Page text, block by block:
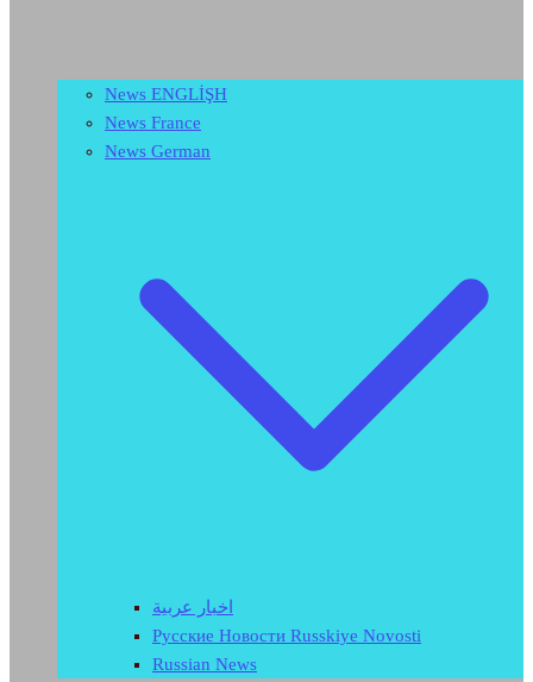
News ENGLİŞH
News France
News German
اخبار عربية
Русские Новости Russkiye Novosti
Russian News